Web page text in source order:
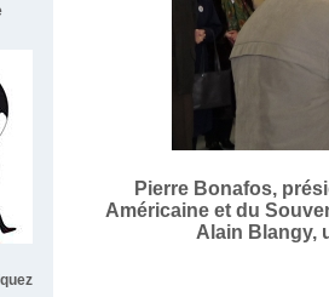
Pierre Bonafos,
Américaine et du
Alain Blangy,